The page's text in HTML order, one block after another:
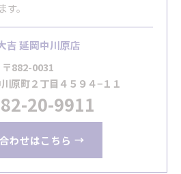
。
吉 延岡中川原店
〒882-0031
原町２丁目４５９４−１１
20-9911
わせはこちら